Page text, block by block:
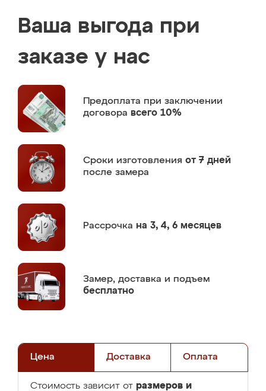
Ваша выгода при
заказе у нас
Предоплата при заключении
договора всего 10%
Сроки изготовления от 7 дней
после замера
Рассрочка на 3, 4, 6 месяцев
Замер, доставка и подъем
бесплатно
Цена Доставка Оплата
Стоимость зависит от размеров и